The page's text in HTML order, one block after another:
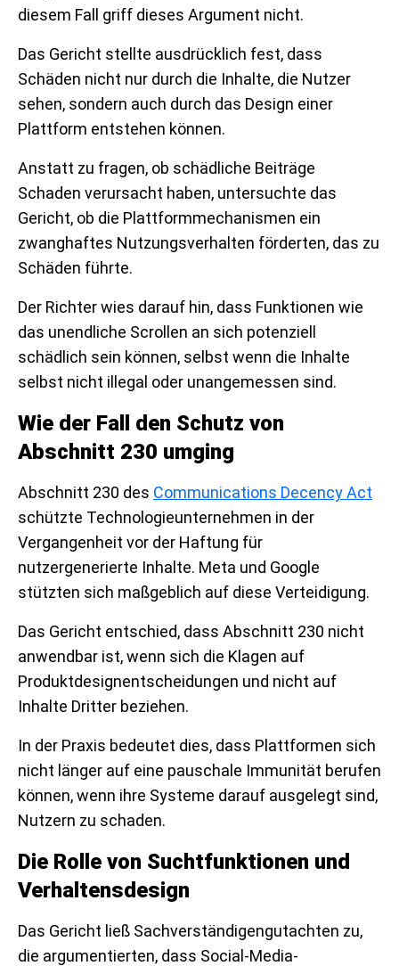
diesem Fall griff dieses Argument nicht.
Das Gericht stellte ausdrücklich fest, dass
Schäden nicht nur durch die Inhalte, die Nutzer
sehen, sondern auch durch das Design einer
Plattform entstehen können.
Anstatt zu fragen, ob schädliche Beiträge
Schaden verursacht haben, untersuchte das
Gericht, ob die Plattformmechanismen ein
zwanghaftes Nutzungsverhalten förderten, das zu
Schäden führte.
Der Richter wies darauf hin, dass Funktionen wie
das unendliche Scrollen an sich potenziell
schädlich sein können, selbst wenn die Inhalte
selbst nicht illegal oder unangemessen sind.
Wie der Fall den Schutz von
Abschnitt 230 umging
Abschnitt 230 des Communications Decency Act
schützte Technologieunternehmen in der
Vergangenheit vor der Haftung für
nutzergenerierte Inhalte. Meta und Google
stützten sich maßgeblich auf diese Verteidigung.
Das Gericht entschied, dass Abschnitt 230 nicht
anwendbar ist, wenn sich die Klagen auf
Produktdesignentscheidungen und nicht auf
Inhalte Dritter beziehen.
In der Praxis bedeutet dies, dass Plattformen sich
nicht länger auf eine pauschale Immunität berufen
können, wenn ihre Systeme darauf ausgelegt sind,
Nutzern zu schaden.
Die Rolle von Suchtfunktionen und
Verhaltensdesign
Das Gericht ließ Sachverständigengutachten zu,
die argumentierten, dass Social-Media-